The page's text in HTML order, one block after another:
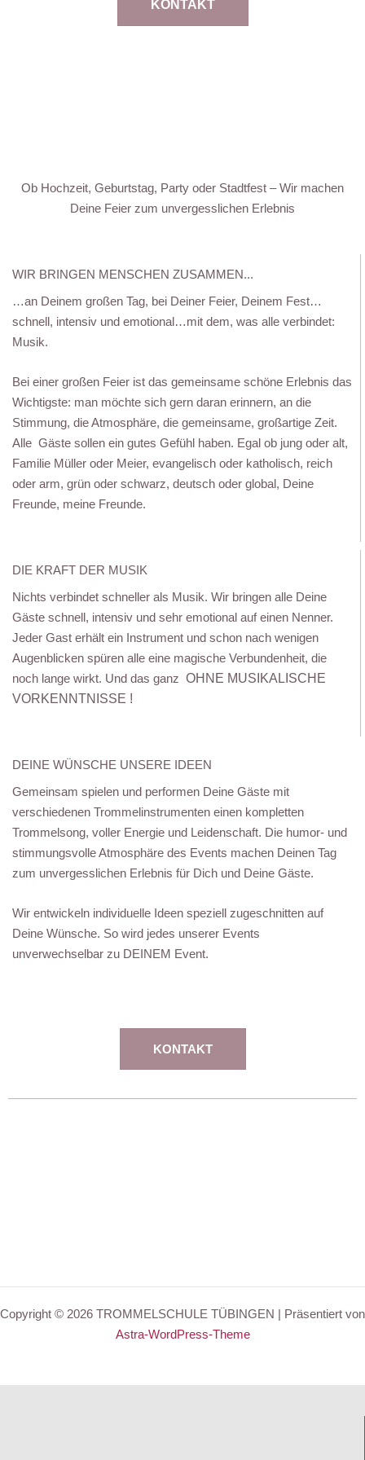
KONTAKT
Ob Hochzeit, Geburtstag, Party oder Stadtfest – Wir machen
Deine Feier zum unvergesslichen Erlebnis
WIR BRINGEN MENSCHEN ZUSAMMEN...
…an Deinem großen Tag, bei Deiner Feier, Deinem Fest…
schnell, intensiv und emotional…mit dem, was alle verbindet:
Musik.
Bei einer großen Feier ist das gemeinsame schöne Erlebnis das
Wichtigste: man möchte sich gern daran erinnern, an die
Stimmung, die Atmosphäre, die gemeinsame, großartige Zeit.
Alle Gäste sollen ein gutes Gefühl haben. Egal ob jung oder alt,
Familie Müller oder Meier, evangelisch oder katholisch, reich
oder arm, grün oder schwarz, deutsch oder global, Deine
Freunde, meine Freunde.
DIE KRAFT DER MUSIK
Nichts verbindet schneller als Musik. Wir bringen alle Deine
Gäste schnell, intensiv und sehr emotional auf einen Nenner.
Jeder Gast erhält ein Instrument und schon nach wenigen
Augenblicken spüren alle eine magische Verbundenheit, die
noch lange wirkt. Und das ganz OHNE MUSIKALISCHE
VORKENNTNISSE !
DEINE WÜNSCHE UNSERE IDEEN
Gemeinsam spielen und performen Deine Gäste mit
verschiedenen Trommelinstrumenten einen kompletten
Trommelsong, voller Energie und Leidenschaft. Die humor- und
stimmungsvolle Atmosphäre des Events machen Deinen Tag
zum unvergesslichen Erlebnis für Dich und Deine Gäste.
Wir entwickeln individuelle Ideen speziell zugeschnitten auf
Deine Wünsche. So wird jedes unserer Events
unverwechselbar zu DEINEM Event.
KONTAKT
Copyright © 2026 TROMMELSCHULE TÜBINGEN | Präsentiert von
Astra-WordPress-Theme